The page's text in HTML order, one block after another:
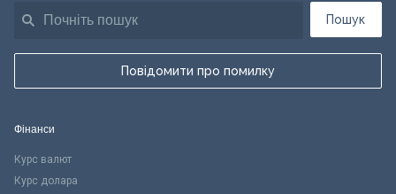
Пошук
Повідомити про помилку
Фінанси
Курс валют
Курс долара